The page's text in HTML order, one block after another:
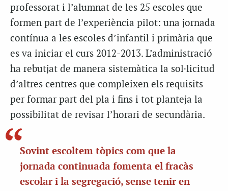
professorat i l’alumnat de les 25 escoles que
formen part de l’experiència pilot: una jornada
contínua a les escoles d’infantil i primària que
es va iniciar el curs 2012-2013. L’administració
ha rebutjat de manera sistemàtica la sol·licitud
d’altres centres que compleixen els requisits
per formar part del pla i fins i tot planteja la
possibilitat de revisar l’horari de secundària.
Sovint escoltem tòpics com que la
jornada continuada fomenta el fracàs
escolar i la segregació, sense tenir en